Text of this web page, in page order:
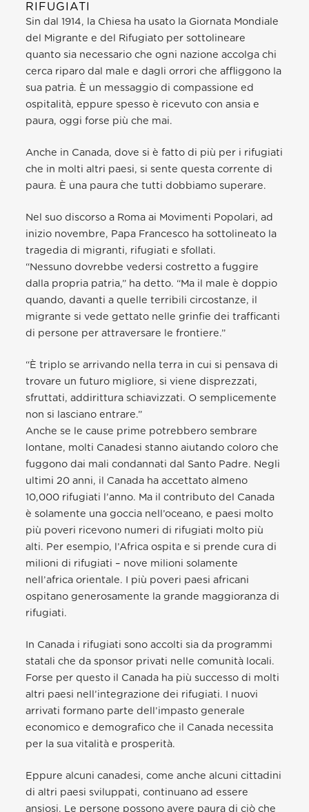
RIFUGIATI
Sin dal 1914, la Chiesa ha usato la Giornata Mondiale
del Migrante e del Rifugiato per sottolineare
quanto sia necessario che ogni nazione accolga chi
cerca riparo dal male e dagli orrori che affliggono la
sua patria. È un messaggio di compassione ed
ospitalità, eppure spesso è ricevuto con ansia e
paura, oggi forse più che mai.
Anche in Canada, dove si è fatto di più per i rifugiati
che in molti altri paesi, si sente questa corrente di
paura. È una paura che tutti dobbiamo superare.
Nel suo discorso a Roma ai Movimenti Popolari, ad
inizio novembre, Papa Francesco ha sottolineato la
tragedia di migranti, rifugiati e sfollati.
“Nessuno dovrebbe vedersi costretto a fuggire
dalla propria patria,” ha detto. “Ma il male è doppio
quando, davanti a quelle terribili circostanze, il
migrante si vede gettato nelle grinfie dei trafficanti
di persone per attraversare le frontiere.”
“È triplo se arrivando nella terra in cui si pensava di
trovare un futuro migliore, si viene disprezzati,
sfruttati, addirittura schiavizzati. O semplicemente
non si lasciano entrare.”
Anche se le cause prime potrebbero sembrare
lontane, molti Canadesi stanno aiutando coloro che
fuggono dai mali condannati dal Santo Padre. Negli
ultimi 20 anni, il Canada ha accettato almeno
10,000 rifugiati l’anno. Ma il contributo del Canada
è solamente una goccia nell’oceano, e paesi molto
più poveri ricevono numeri di rifugiati molto più
alti. Per esempio, l’Africa ospita e si prende cura di
milioni di rifugiati – nove milioni solamente
nell’africa orientale. I più poveri paesi africani
ospitano generosamente la grande maggioranza di
rifugiati.
In Canada i rifugiati sono accolti sia da programmi
statali che da sponsor privati nelle comunità locali.
Forse per questo il Canada ha più successo di molti
altri paesi nell’integrazione dei rifugiati. I nuovi
arrivati formano parte dell’impasto generale
economico e demografico che il Canada necessita
per la sua vitalità e prosperità.
Eppure alcuni canadesi, come anche alcuni cittadini
di altri paesi sviluppati, continuano ad essere
ansiosi. Le persone possono avere paura di ciò che